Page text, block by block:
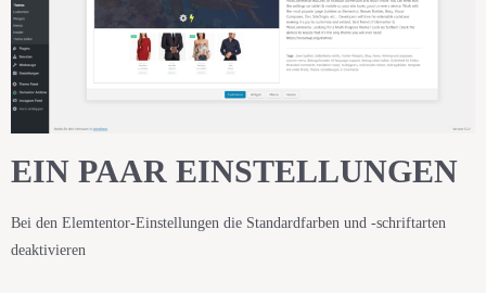
EIN PAAR EINSTELLUNGEN
Bei den Elemtentor-Einstellungen die Standardfarben und -schriftarten
deaktivieren